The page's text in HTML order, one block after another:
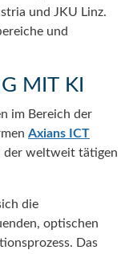
und JKU Linz.
und
MIT KI
im Bereich der
Axians ICT
der weltweit tätigen
die
optischen
Das